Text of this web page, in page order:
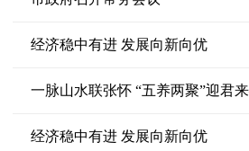
经济稳中有进 发展向新向优
一脉山水联张怀 “五养两聚”迎
经济稳中有进 发展向新向优